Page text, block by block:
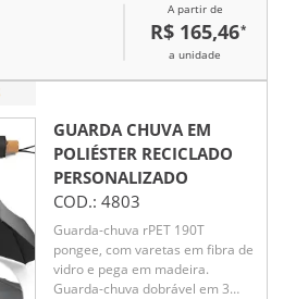
A partir de
R$ 165,46*
a unidade
GUARDA CHUVA EM
POLIÉSTER RECICLADO
PERSONALIZADO
COD.: 4803
Guarda-chuva rPET 190T
pongee, com varetas em fibra de
vidro e pega em madeira.
Guarda-chuva dobrável em 3